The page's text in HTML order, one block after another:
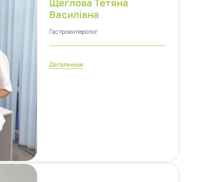
Щеглова Тетяна
Василівна
Гастроентеролог
Детальніше